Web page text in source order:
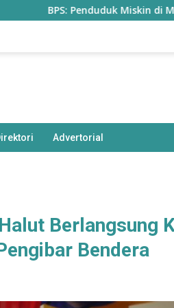
BPS: Penduduk Miskin di Maluku
Advertorial
Berlangsung
Bendera